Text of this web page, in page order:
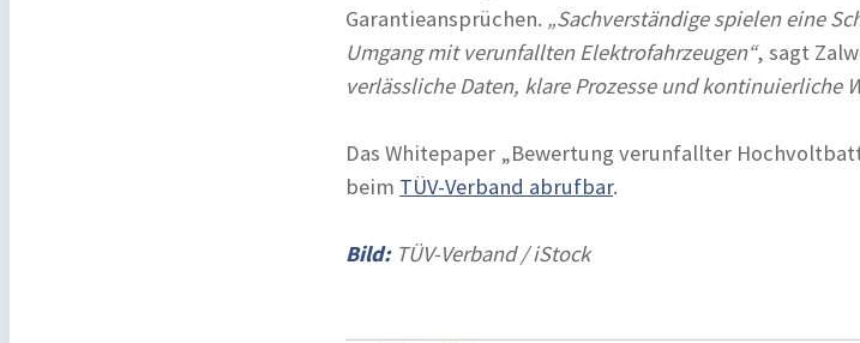
Garantieansprüchen. „Sachverständige spielen eine
Umgang mit verunfallten Elektrofahrzeugen“, sagt
verlässliche Daten, klare Prozesse und kontinuierliche
Das Whitepaper „Bewertung verunfallter
beim TÜV-Verband abrufbar.
Bild: TÜV-Verband / iStock